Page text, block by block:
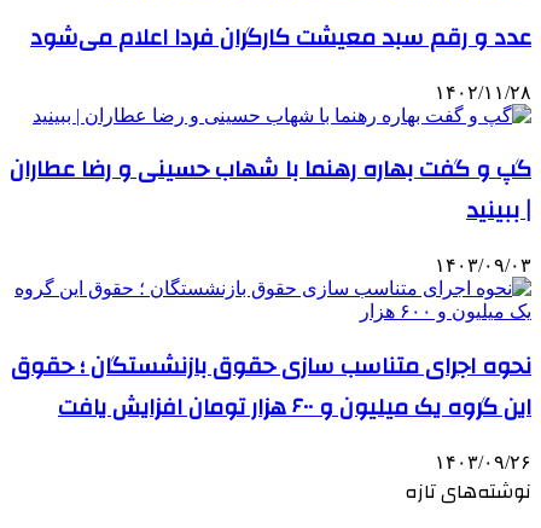
عدد و رقم سبد معیشت کارگران فردا اعلام می‌شود
۱۴۰۲/۱۱/۲۸
گپ و گفت بهاره رهنما با شهاب حسینی و رضا عطاران
| ببینید
۱۴۰۳/۰۹/۰۳
نحوه اجرای متناسب سازی حقوق بازنشستگان ؛ حقوق
این گروه یک میلیون و ۶۰۰ هزار تومان افزایش یافت
۱۴۰۳/۰۹/۲۶
نوشته‌های تازه